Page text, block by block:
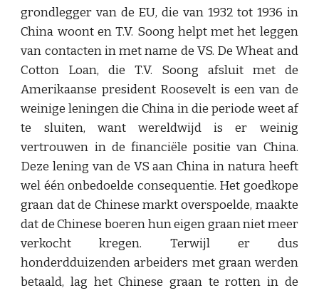
grondlegger van de EU, die van 1932 tot 1936 in
China woont en T.V. Soong helpt met het leggen
van contacten in met name de VS. De Wheat and
Cotton Loan, die T.V. Soong afsluit met de
Amerikaanse president Roosevelt is een van de
weinige leningen die China in die periode weet af
te sluiten, want wereldwijd is er weinig
vertrouwen in de financiële positie van China.
Deze lening van de VS aan China in natura heeft
wel één onbedoelde consequentie. Het goedkope
graan dat de Chinese markt overspoelde, maakte
dat de Chinese boeren hun eigen graan niet meer
verkocht kregen. Terwijl er dus
honderdduizenden arbeiders met graan werden
betaald, lag het Chinese graan te rotten in de